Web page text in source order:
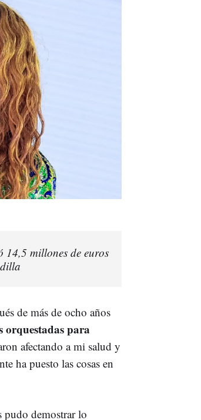
millones de euros
de más de ocho años
para
afectando a mi salud y
ha puesto las cosas en
demostrar lo